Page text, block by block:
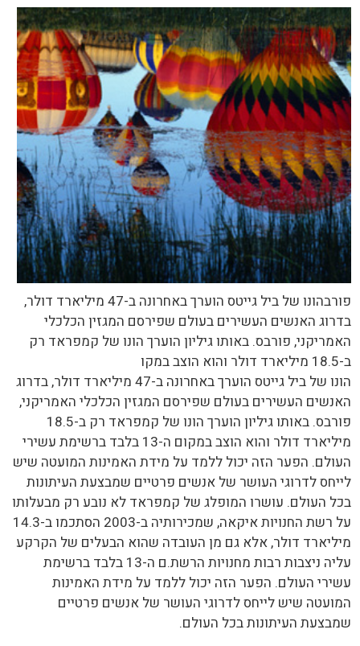
פורבהונו של ביל גייטס הוערך באחרונה ב-47 מיליארד דולר,
בדרוג האנשים העשירים בעולם שפירסם המגזין הכלכלי
האמריקני, פורבס. באותו גיליון הוערך הונו של קמפראד רק
ב-18.5 מיליארד דולר והוא הוצב במקו
הונו של ביל גייטס הוערך באחרונה ב-47 מיליארד דולר, בדרוג
האנשים העשירים בעולם שפירסם המגזין הכלכלי האמריקני,
פורבס. באותו גיליון הוערך הונו של קמפראד רק ב-18.5
מיליארד דולר והוא הוצב במקום ה-13 בלבד ברשימת עשירי
העולם. הפער הזה יכול ללמד על מידת האמינות המועטה שיש
לייחס לדרוגי העושר של אנשים פרטיים שמבצעת העיתונות
בכל העולם. עושרו המופלג של קמפראד לא נובע רק מבעלותו
על רשת החנויות איקאה, שמכירותיה ב-2003 הסתכמו ב-14.3
מיליארד דולר, אלא גם מן העובדה שהוא הבעלים של הקרקע
עליה ניצבות רבות מחנויות הרשת.ם ה-13 בלבד ברשימת
עשירי העולם. הפער הזה יכול ללמד על מידת האמינות
המועטה שיש לייחס לדרוגי העושר של אנשים פרטיים
שמבצעת העיתונות בכל העולם.